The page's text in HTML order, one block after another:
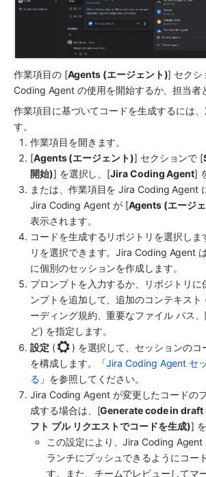
作業項目の [Agents (エージェント)] セクシ
Coding Agent の使用を開始するか、担当者
作業項目に基づいてコードを生成するには
す。
作業項目を開きます。
[Agents (エージェント)] セクションで [
開始)] を選択し、[Jira Coding Agent]
または、作業項目を Jira Coding Agent
Jira Coding Agent が [Agents (エージ
表示されます。
コードを生成するリポジトリを選択しま
リを選択できます。Jira Coding Agent
に個別のセッションを作成します。
プロンプトを入力するか、リポジトリに
ンプトを追加して、追加のコンテキスト
ーディング規約、重要なファイル パス
ど) を指定します。
設定 (
) を選択して、セッションのコ
を構成します。「Jira Coding Agent セ
る 」を参照してください。
Jira Coding Agent が変更したコードの
成する場合は、[Generate code in draft
フト プル リクエストでコードを生成)]
この設定により、Jira Coding Agent
ランチにプッシュできるようにコー
す。また、チームでレビューしてマ